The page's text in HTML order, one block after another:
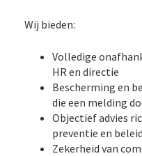
Wij bieden:
Volledige
HR en directie
Bescherming en
die een melding
Objectief advies
preventie en beleid
Zekerheid van